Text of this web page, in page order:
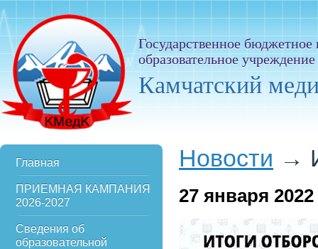
Государственное
образовательное
Камчатский
Главная
ПРИЕМНАЯ КАМПАНИЯ
2026-2027
Сведения об
образовательной
Новости →
27 января 2022